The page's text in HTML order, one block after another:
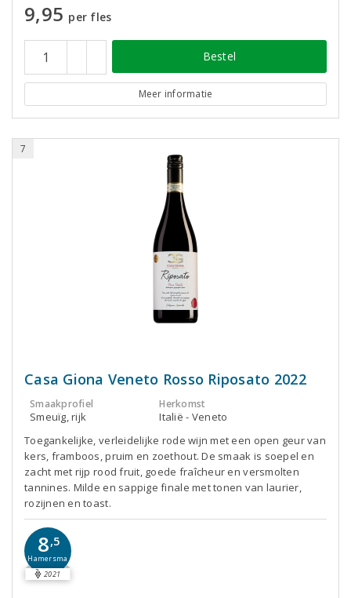
9,95 per fles
Bestel
Meer informatie
7
Casa Giona Veneto Rosso Riposato 2022
Smaakprofiel
Smeuïg, rijk
Herkomst
Italië - Veneto
Toegankelijke, verleidelijke rode wijn met een open geur van
kers, framboos, pruim en zoethout. De smaak is soepel en
zacht met rijp rood fruit, goede fraîcheur en versmolten
tannines. Milde en sappige finale met tonen van laurier,
rozijnen en toast.
8,5
Hamersma
2021